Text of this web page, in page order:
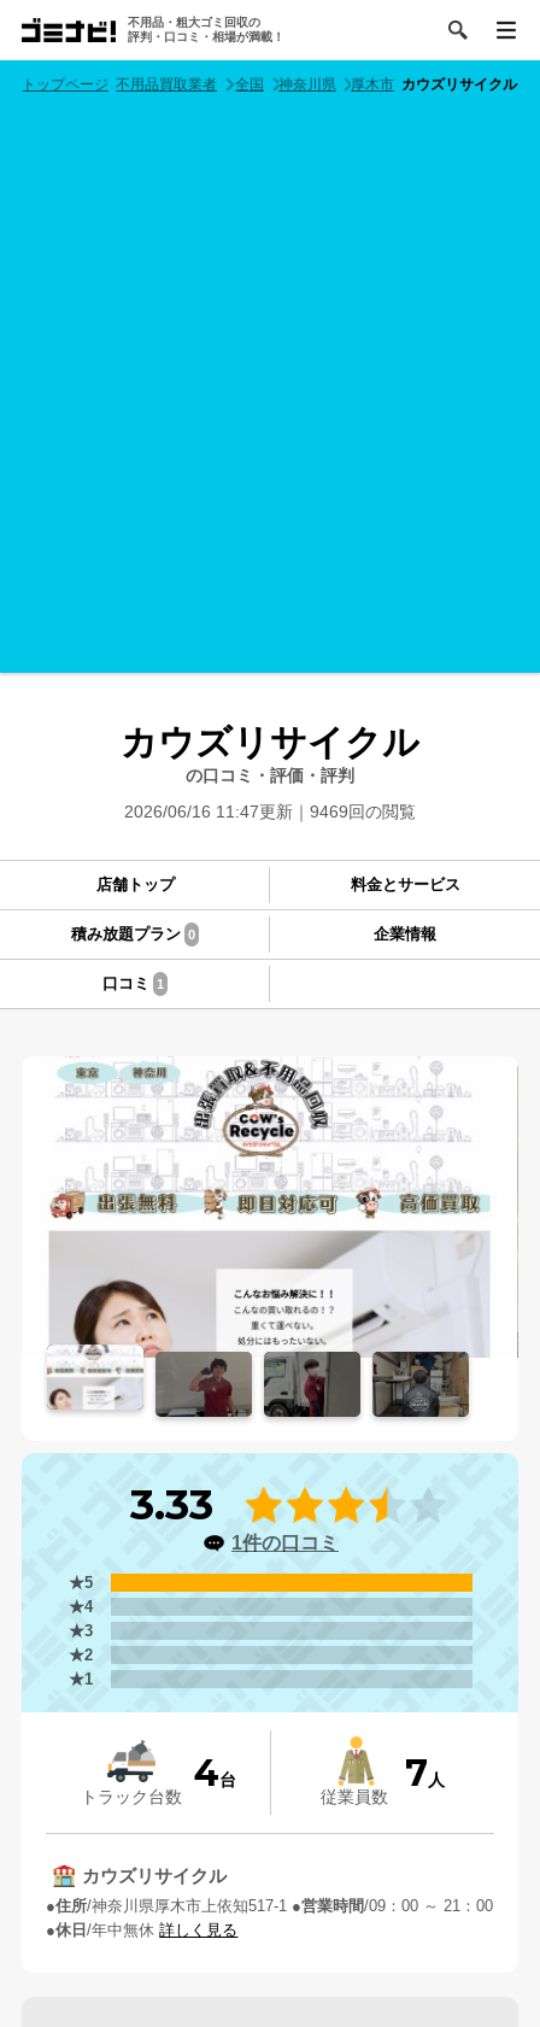
不用品・粗大ゴミ回収の
評判・口コミ・相場が満載！
トップページ 不用品買取業者 全国 神奈川県 厚木市 カウズリサイクル
カウズリサイクル
の口コミ・評価・評判
2026/06/16 11:47更新
9469回の閲覧
店舗トップ 料金とサービス
積み放題プラン 0 企業情報
口コミ 1
3.33
1件の口コミ
★5
★4
★3
★2
★1
トラック台数
4台
従業員数
7 人
カウズリサイクル
住所 神奈川県厚木市上依知517-1 営業時間 09：00 ～ 21：00
休日 年中無休 詳しく見る